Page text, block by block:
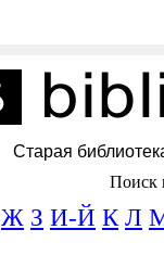
Старая
Поиск
Ж З И-Й К Л